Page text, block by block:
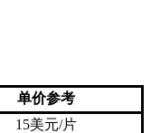
单价参考
15美元/片